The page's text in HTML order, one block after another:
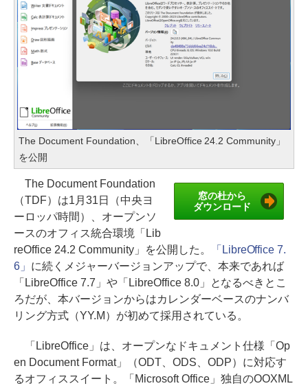
The Document Foundation、「LibreOffice 24.2 Community」
を公開
窓の杜から
ダウンロード
The Document Foundation
（TDF）は1月31日（中央ヨ
ーロッパ時間）、オープンソ
ースのオフィス統合環境「Lib
reOffice 24.2 Community」を公開した。
「LibreOffice 7.
6」 に続くメジャーバージョンアップで、本来であれば
「LibreOffice 7.7」や「LibreOffice 8.0」となるべきとこ
ろだが、本バージョンからはカレンダーベースのナンバ
リング方式（YY.M）が初めて採用されている。
「LibreOffice」は、オープンなドキュメント仕様「Op
en Document Format」（ODT、ODS、ODP）に対応す
るオフィススイート。「Microsoft Office」独自のOOXML